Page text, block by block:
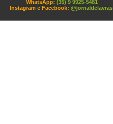
WhatsApp: (35) 9 9925-5481
Instagram e Facebook: @jornaldelavras